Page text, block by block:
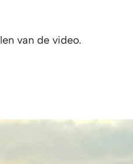
van de video.